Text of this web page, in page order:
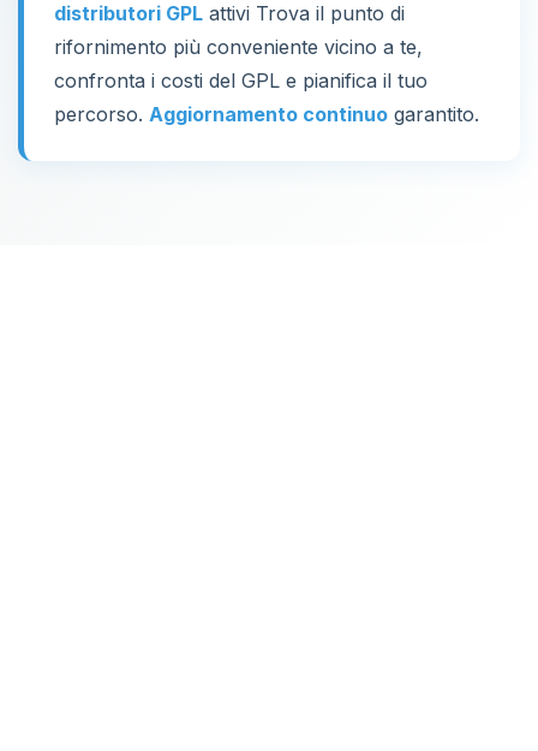
distributori GPL attivi Trova il punto di
rifornimento più conveniente vicino a te,
confronta i costi del GPL e pianifica il tuo
percorso. Aggiornamento continuo garantito.